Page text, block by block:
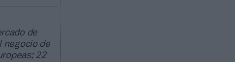
de
negocio de
22